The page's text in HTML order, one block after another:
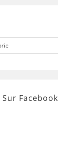
Facebook